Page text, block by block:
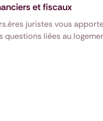
et fiscaux
juristes vous
liées au